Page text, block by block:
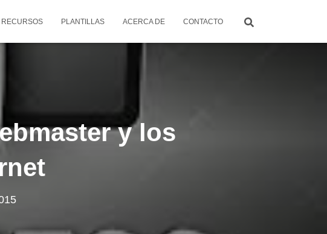
RECURSOS PLANTILLAS ACERCA DE CONTACTO
y los